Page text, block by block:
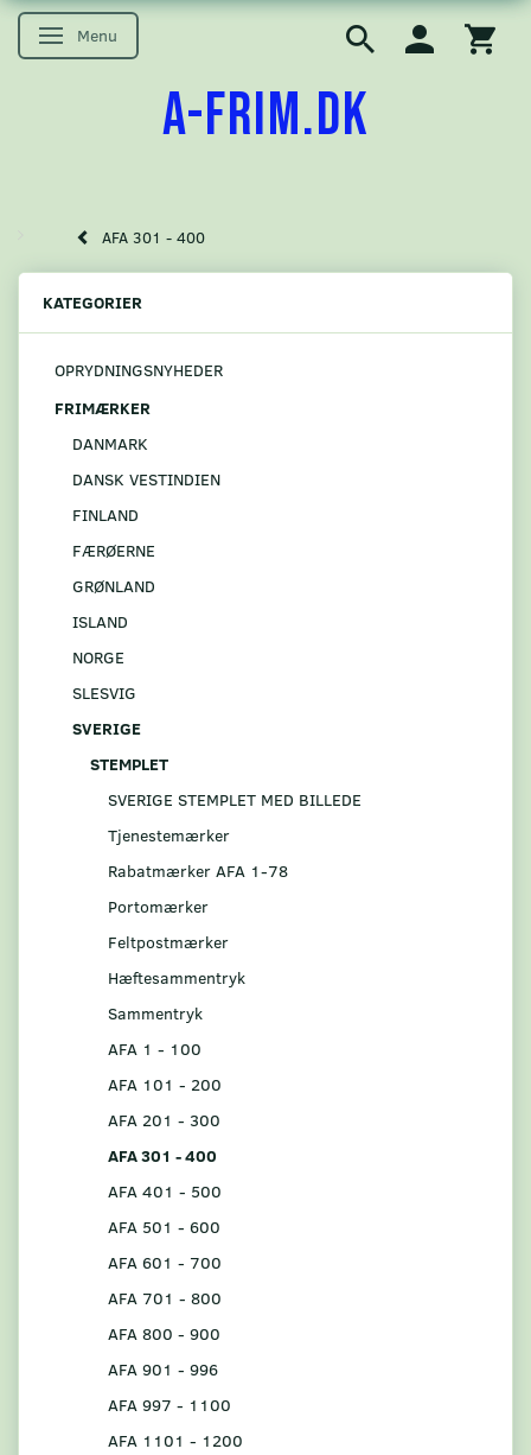
Skifte navigation
Menu
A-FRIM.DK
AFA 301 - 400
KATEGORIER
OPRYDNINGSNYHEDER
FRIMÆRKER
DANMARK
DANSK VESTINDIEN
FINLAND
FÆRØERNE
GRØNLAND
ISLAND
NORGE
SLESVIG
SVERIGE
STEMPLET
SVERIGE STEMPLET MED BILLEDE
Tjenestemærker
Rabatmærker AFA 1-78
Portomærker
Feltpostmærker
Hæftesammentryk
Sammentryk
AFA 1 - 100
AFA 101 - 200
AFA 201 - 300
AFA 301 - 400
AFA 401 - 500
AFA 501 - 600
AFA 601 - 700
AFA 701 - 800
AFA 800 - 900
AFA 901 - 996
AFA 997 - 1100
AFA 1101 - 1200